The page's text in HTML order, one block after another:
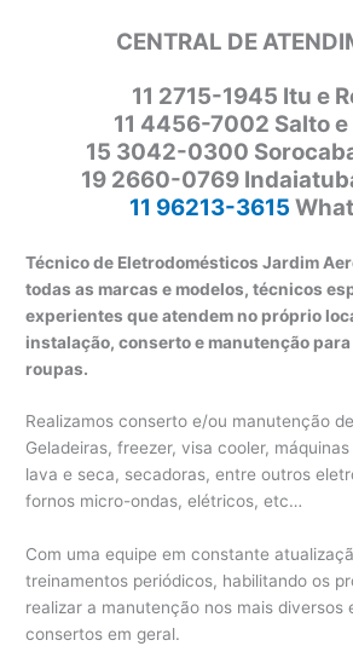
CENTRAL DE
11 2715-1945 Itu e
11 4456-7002 Salto e
15 3042-0300
19 2660-0769
11 96213-3615
Técnico de Eletrodomésticos Jardim
todas as marcas e modelos, técnicos
experientes que atendem no próprio
instalação, conserto e manutenção
roupas.
Realizamos conserto e/ou manutenção
Geladeiras, freezer, visa cooler,
lava e seca, secadoras, entre outros
fornos micro-ondas, elétricos, etc…
Com uma equipe em constante
treinamentos periódicos, habilitando os
realizar a manutenção nos mais diversos
consertos em geral.